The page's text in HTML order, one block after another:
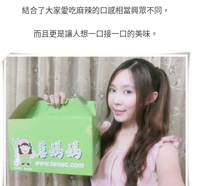
結合了大家愛吃麻辣的口感相當興眾不同，
而且更是讓人想一口接一口的美味。